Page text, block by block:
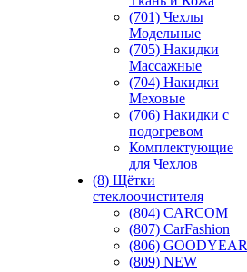
(701) Чехлы
Модельные
(705) Накидки
Массажные
(704) Накидки
Меховые
(706) Накидки с
подогревом
Комплектующие
для Чехлов
(8) Щётки
стеклоочистителя
(804) CARCOM
(807) CarFashion
(806) GOODYEAR
(809) NEW